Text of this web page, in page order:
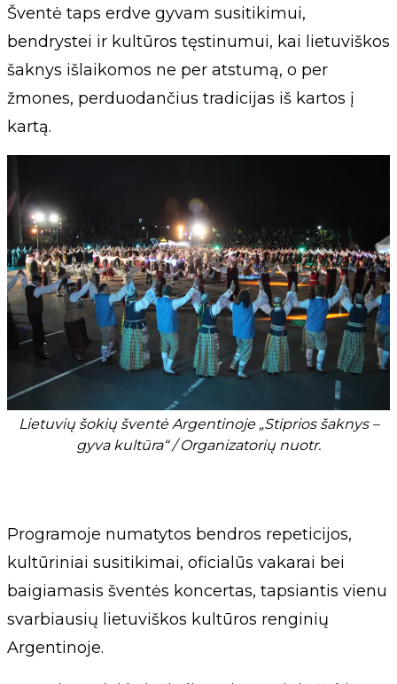
Šventė taps erdve gyvam susitikimui,
bendrystei ir kultūros tęstinumui, kai lietuviškos
šaknys išlaikomos ne per atstumą, o per
žmones, perduodančius tradicijas iš kartos į
kartą.
Lietuvių šokių šventė Argentinoje „Stiprios šaknys –
gyva kultūra“ / Organizatorių nuotr.
Programoje numatytos bendros repeticijos,
kultūriniai susitikimai, oficialūs vakarai bei
baigiamasis šventės koncertas, tapsiantis vienu
svarbiausių lietuviškos kultūros renginių
Argentinoje.